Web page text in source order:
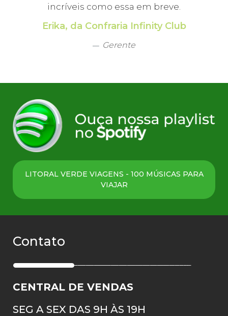
incríveis como essa em breve.
Erika, da Confraria Infinity Club
Gerente
LITORAL VERDE VIAGENS - 100 MÚSICAS PARA
VIAJAR
Contato
CENTRAL DE VENDAS
SEG A SEX DAS 9H ÀS 19H